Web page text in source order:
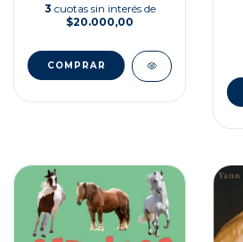
3 cuotas sin interés de
$20.000,00